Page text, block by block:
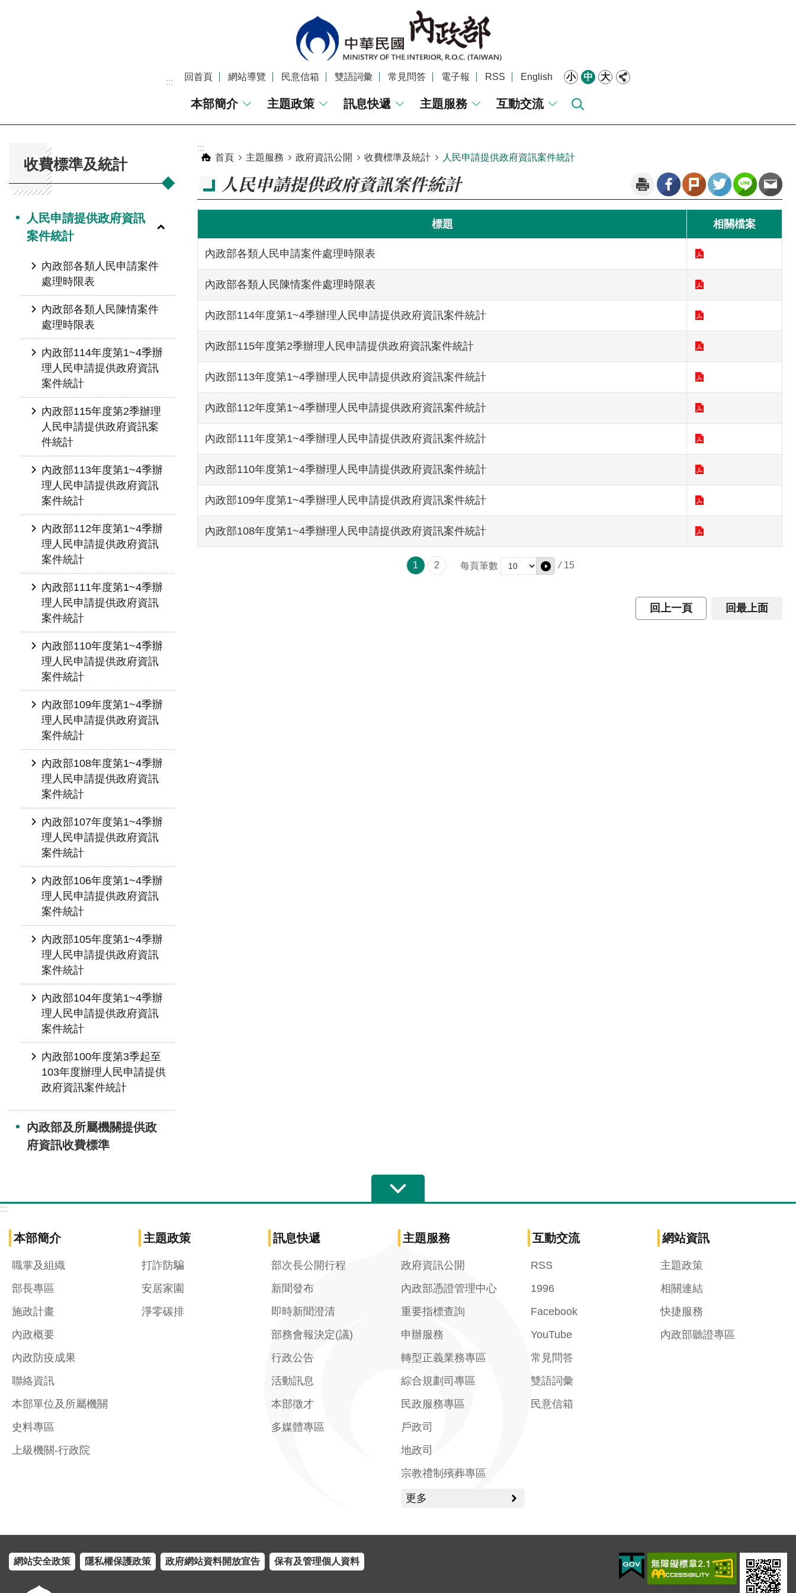
:::
回首頁 網站導覽 民意信箱 雙語詞彙 常見問答 電子報 RSS English 小 中 大
本部簡介 主題政策 訊息快遞 主題服務 互動交流
收費標準及統計
人民申請提供政府資訊
案件統計
內政部各類人民申請案件
處理時限表
內政部各類人民陳情案件
處理時限表
內政部114年度第1~4季辦
理人民申請提供政府資訊
案件統計
內政部115年度第2季辦理
人民申請提供政府資訊案
件統計
內政部113年度第1~4季辦
理人民申請提供政府資訊
案件統計
內政部112年度第1~4季辦
理人民申請提供政府資訊
案件統計
內政部111年度第1~4季辦
理人民申請提供政府資訊
案件統計
內政部110年度第1~4季辦
理人民申請提供政府資訊
案件統計
內政部109年度第1~4季辦
理人民申請提供政府資訊
案件統計
內政部108年度第1~4季辦
理人民申請提供政府資訊
案件統計
內政部107年度第1~4季辦
理人民申請提供政府資訊
案件統計
內政部106年度第1~4季辦
理人民申請提供政府資訊
案件統計
內政部105年度第1~4季辦
理人民申請提供政府資訊
案件統計
內政部104年度第1~4季辦
理人民申請提供政府資訊
案件統計
內政部100年度第3季起至
103年度辦理人民申請提供
政府資訊案件統計
內政部及所屬機關提供政
府資訊收費標準
:::
首頁
主題服務 政府資訊公開 收費標準及統計 人民申請提供政府資訊案件統計
人民申請提供政府資訊案件統計
標題 相關檔案
內政部各類人民申請案件處理時限表
內政部各類人民陳情案件處理時限表
內政部114年度第1~4季辦理人民申請提供政府資訊案件統計
內政部115年度第2季辦理人民申請提供政府資訊案件統計
內政部113年度第1~4季辦理人民申請提供政府資訊案件統計
內政部112年度第1~4季辦理人民申請提供政府資訊案件統計
內政部111年度第1~4季辦理人民申請提供政府資訊案件統計
內政部110年度第1~4季辦理人民申請提供政府資訊案件統計
內政部109年度第1~4季辦理人民申請提供政府資訊案件統計
內政部108年度第1~4季辦理人民申請提供政府資訊案件統計
1 2 每頁筆數 / 15
回上一頁 回最上面
:::
本部簡介
職掌及組織
部長專區
施政計畫
內政概要
內政防疫成果
聯絡資訊
本部單位及所屬機關
史料專區
上級機關-行政院
主題政策
打詐防騙
安居家園
淨零碳排
訊息快遞
部次長公開行程
新聞發布
即時新聞澄清
部務會報決定(議)
行政公告
活動訊息
本部徵才
多媒體專區
主題服務
政府資訊公開
內政部憑證管理中心
重要指標查詢
申辦服務
轉型正義業務專區
綜合規劃司專區
民政服務專區
戶政司
地政司
宗教禮制殯葬專區
更多
互動交流
RSS
1996
Facebook
YouTube
常見問答
雙語詞彙
民意信箱
網站資訊
主題政策
相關連結
快捷服務
內政部聽證專區
網站安全政策 隱私權保護政策 政府網站資料開放宣告 保有及管理個人資料